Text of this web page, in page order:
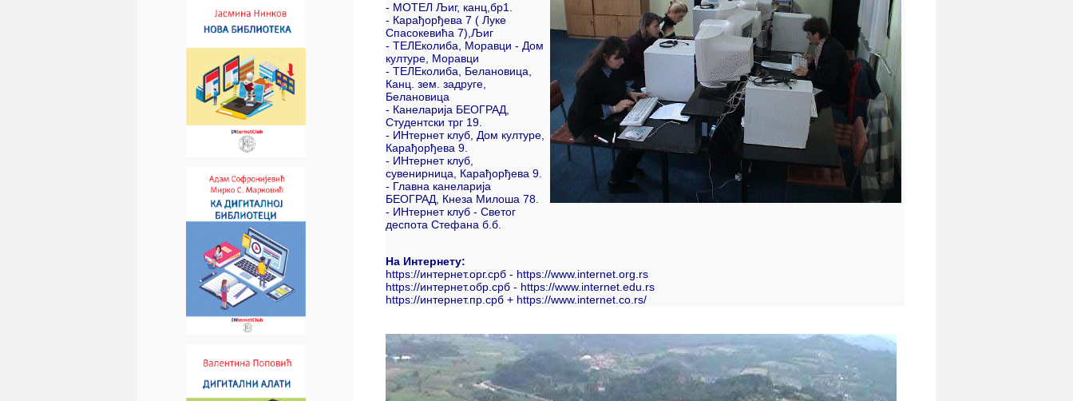
- МОТЕЛ Љиг, канц,бр1.
- Карађорђева 7 ( Луке
Спасокевића 7),Љиг
- ТЕЛЕколиба, Моравци - Дом
културе, Моравци
- ТЕЛЕколиба, Белановица,
Канц. зем. задруге,
Белановица
- Канеларија БЕОГРАД,
Студентски трг 19.
- ИНтернет клуб, Дом културе,
Карађорђева 9.
- ИНтернет клуб,
сувенирница, Карађорђева 9.
- Главна канеларија
БЕОГРАД, Кнеза Милоша 78.
- ИНтернет клуб - Светог
деспота Стефана б.б.
На Интернету:
https://интернет.орг.срб - https://www.internet.org.rs
https://интернет.обр.срб - https://www.internet.edu.rs
https://интернет.пр.срб + https://www.internet.co.rs/